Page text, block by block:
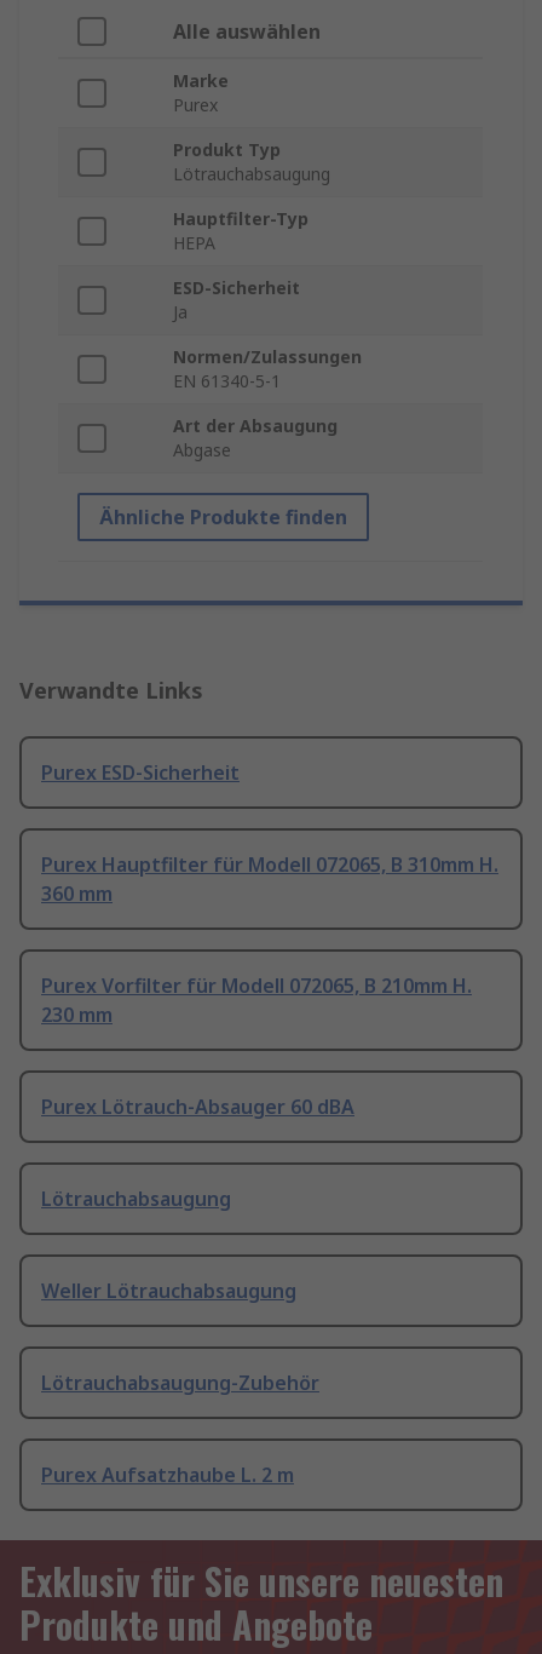
Alle auswählen
Marke
Purex
Produkt Typ
Lötrauchabsaugung
Hauptfilter-Typ
HEPA
ESD-Sicherheit
Ja
Normen/Zulassungen
EN 61340-5-1
Art der Absaugung
Abgase
Ähnliche Produkte finden
Verwandte Links
Purex ESD-Sicherheit
Purex Hauptfilter für Modell 072065, B 310mm H.
360 mm
Purex Vorfilter für Modell 072065, B 210mm H.
230 mm
Purex Lötrauch-Absauger 60 dBA
Lötrauchabsaugung
Weller Lötrauchabsaugung
Lötrauchabsaugung-Zubehör
Purex Aufsatzhaube L. 2 m
Exklusiv für Sie unsere neuesten
Produkte und Angebote